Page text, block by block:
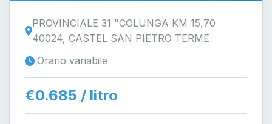
PROVINCIALE 31 "COLUNGA KM 15,70
40024, CASTEL SAN PIETRO TERME
Orario variabile
€0.685 / litro